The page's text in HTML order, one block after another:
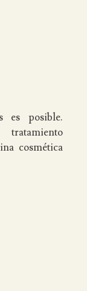
es posible.
cosmética